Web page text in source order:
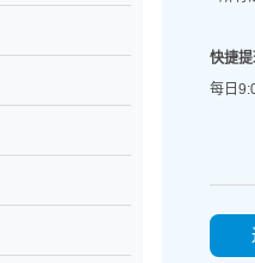
快捷
每日